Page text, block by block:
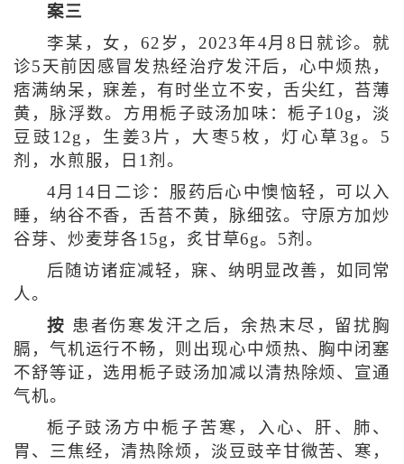
案三
李某，女，62岁，2023年4月8日就诊。就
诊5天前因感冒发热经治疗发汗后，心中烦热，
痞满纳呆，寐差，有时坐立不安，舌尖红，苔薄
黄，脉浮数。方用栀子豉汤加味：栀子10g，淡
豆豉12g，生姜3片，大枣5枚，灯心草3g。5
剂，水煎服，日1剂。
4月14日二诊：服药后心中懊恼轻，可以入
睡，纳谷不香，舌苔不黄，脉细弦。守原方加炒
谷芽、炒麦芽各15g，炙甘草6g。5剂。
后随访诸症减轻，寐、纳明显改善，如同常
人。
按 患者伤寒发汗之后，余热末尽，留扰胸
膈，气机运行不畅，则出现心中烦热、胸中闭塞
不舒等证，选用栀子豉汤加减以清热除烦、宣通
气机。
栀子豉汤方中栀子苦寒，入心、肝、肺、
胃、三焦经，清热除烦，淡豆豉辛甘微苦、寒，